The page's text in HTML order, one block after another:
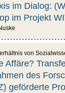
im Dialog:
im Projekt
von
Affäre?
des
geförderte